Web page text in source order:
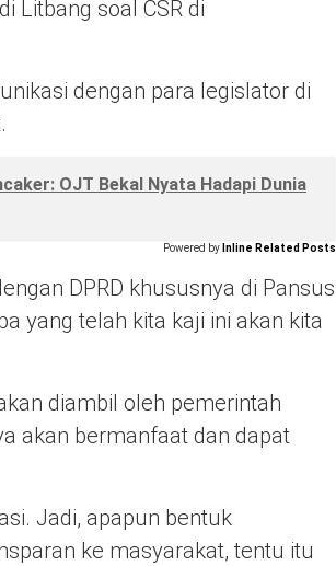
Litbang soal CSR di
dengan para legislator di
OJT Bekal Nyata Hadapi Dunia
Powered by Inline Related Posts
DPRD khususnya di Pansus
yang telah kita kaji ini akan kita
diambil oleh pemerintah
akan bermanfaat dan dapat
Jadi, apapun bentuk
ke masyarakat, tentu itu